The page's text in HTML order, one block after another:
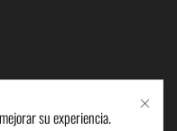
su experiencia.